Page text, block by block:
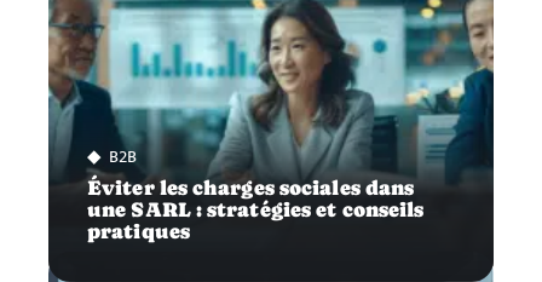
B2B
Éviter les charges sociales dans
une SARL : stratégies et conseils
pratiques